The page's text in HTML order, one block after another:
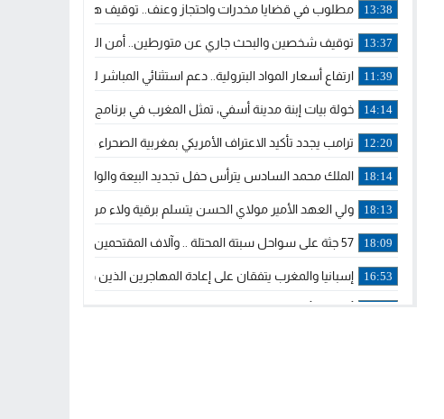
13:38 مطلوب في قضايا مخدرات واحتجاز وعنف.. توقيف هولندي بوجدة ملاحق
13:37 توقيف شخصين والبحث جاري عن متورطين.. أمن الجديدة يفك خيوط
11:39 ارتفاع أسعار المواد البترولية.. دعم استثنائي المباشر لمهنيي النقل
14:14 خولة بيات إبنة مدينة أسفي، تمثل المغرب في برنامج مدرب ركوب
12:20 ترامب يجدد تأكيد الاعتراف الأمريكي بمغربية الصحراء في برقية إلى الملك
18:14 الملك محمد السادس يترأس حفل تجديد البيعة والولاء في قصر
18:13 ولي العهد الأمير مولاي الحسن يتسلم برقية ولاء من القوات المسلحة
18:09 57 جثة على سواحل سبتة المحتلة .. وآلاف المقتحمين يعودون إلى المغرب
16:53 إسبانيا والمغرب يتفقان على إعادة المهاجرين الذين دخلوا سبتة المحتلة